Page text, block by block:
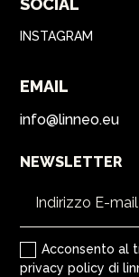
INSTAGRAM
EMAIL
info@linneo.eu
NEWSLETTER
Acconsento al
privacy policy di